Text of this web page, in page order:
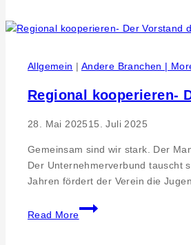
Reutlingen.
Unternehmer
Unternehmer:
clothing
Allgemein | Andere Branchen |
Regional kooperieren-
28. Mai 202515. Juli 2025
Gemeinsam sind wir stark. Der
Der Unternehmerverbund tauscht
Jahren fördert der Verein die
Read More
Regional
kooperieren-